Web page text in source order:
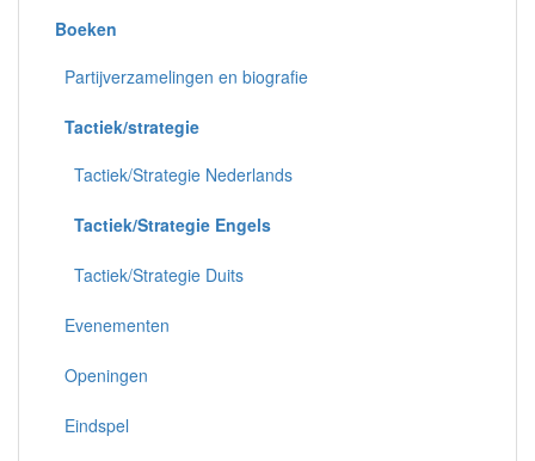
Boeken
Partijverzamelingen en biografie
Tactiek/strategie
Tactiek/Strategie Nederlands
Tactiek/Strategie Engels
Tactiek/Strategie Duits
Evenementen
Openingen
Eindspel